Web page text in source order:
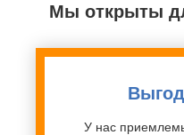
Мы открыты
У нас